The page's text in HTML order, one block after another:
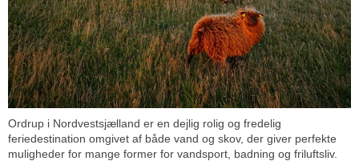
Ordrup i Nordvestsjælland er en dejlig rolig og fredelig
feriedestination omgivet af både vand og skov, der giver perfekte
muligheder for mange former for vandsport, badning og friluftsliv.